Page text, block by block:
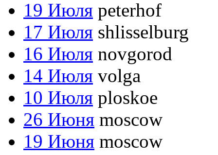
19 Июля peterhof
17 Июля shlisselburg
16 Июля novgorod
14 Июля volga
10 Июля ploskoe
26 Июня moscow
19 Июня moscow